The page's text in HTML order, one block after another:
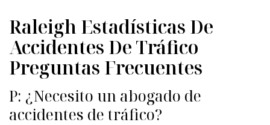
Raleigh Estadísticas De
Accidentes De Tráfico
Preguntas Frecuentes
P: ¿Necesito un abogado de
accidentes de tráfico?